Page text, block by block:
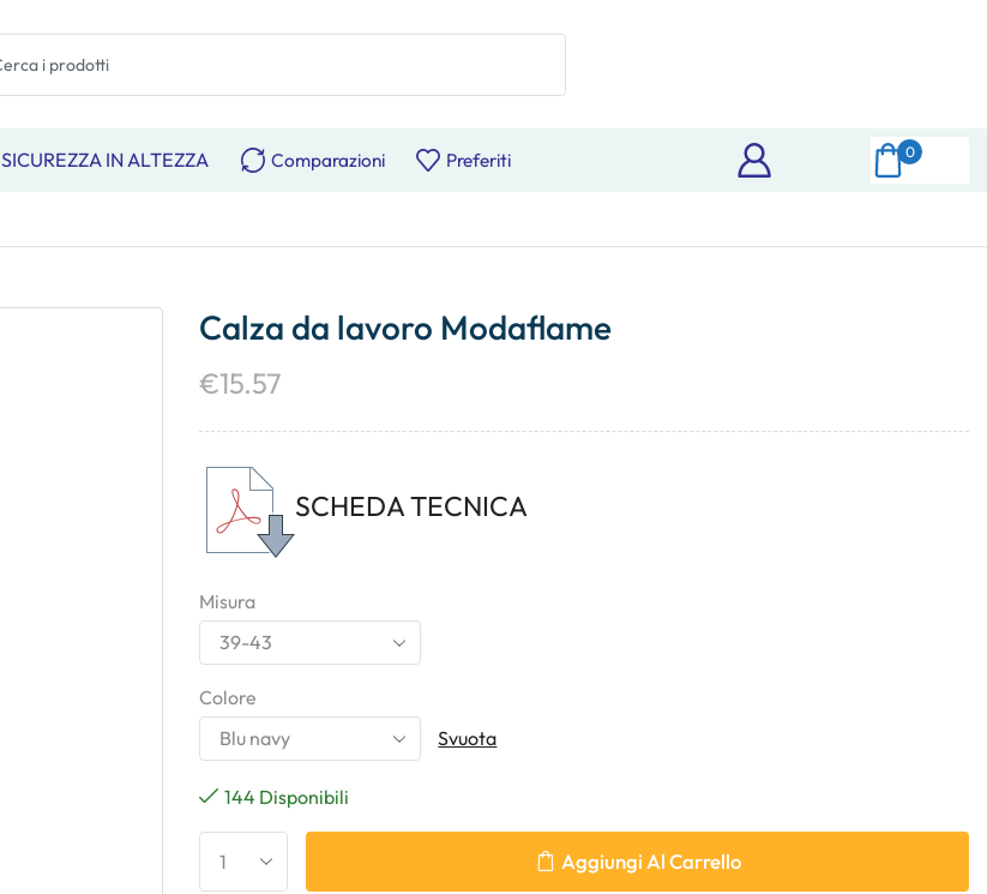
SICUREZZA IN ALTEZZA Comparazioni Preferiti 0
Calza da lavoro Modaflame
€15.57
SCHEDA TECNICA
Misura
Colore
Svuota
144 Disponibili
Aggiungi Al Carrello